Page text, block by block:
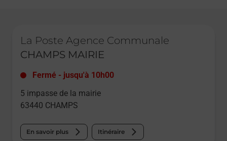
La Poste Agence Communale
CHAMPS MAIRIE
Fermé - jusqu'à 10h00
5 impasse de la mairie
63440 CHAMPS
En savoir plus Itinéraire